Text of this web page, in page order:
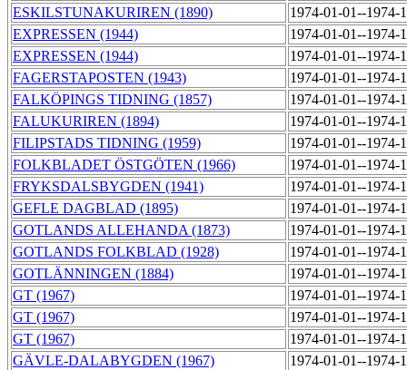
ESKILSTUNAKURIREN (1890)
1974-01-01--1974-
EXPRESSEN (1944)
1974-01-01--1974-
EXPRESSEN (1944)
1974-01-01--1974-
FAGERSTAPOSTEN (1943)
1974-01-01--1974-
FALKÖPINGS TIDNING (1857)
1974-01-01--1974-
FALUKURIREN (1894)
1974-01-01--1974-
FILIPSTADS TIDNING (1959)
1974-01-01--1974-
FOLKBLADET ÖSTGÖTEN (1966)
1974-01-01--1974-
FRYKSDALSBYGDEN (1941)
1974-01-01--1974-
GEFLE DAGBLAD (1895)
1974-01-01--1974-
GOTLANDS ALLEHANDA (1873)
1974-01-01--1974-
GOTLANDS FOLKBLAD (1928)
1974-01-01--1974-
GOTLÄNNINGEN (1884)
1974-01-01--1974-
GT (1967)
1974-01-01--1974-
GT (1967)
1974-01-01--1974-
GT (1967)
1974-01-01--1974-
GÄVLE-DALABYGDEN (1967)
1974-01-01--1974-